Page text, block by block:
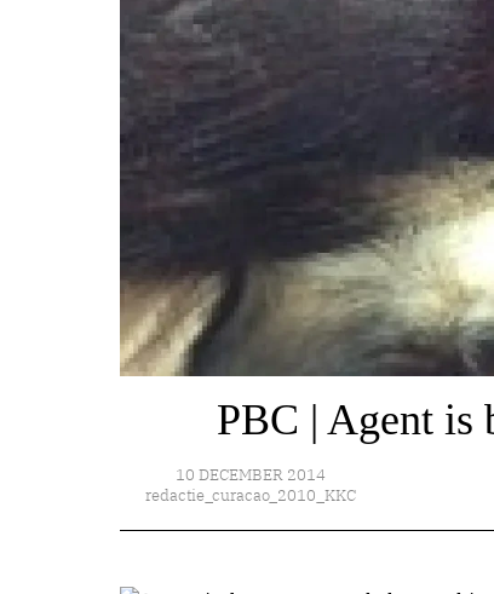
PBC | Agent is
10 DECEMBER 2014
redactie_curacao_2010_KKC